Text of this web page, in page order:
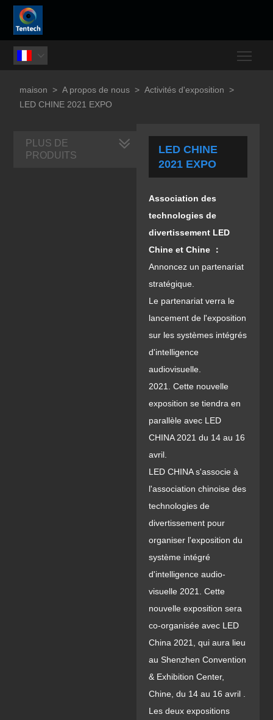

maison > A propos de nous > Activités d'exposition >
LED CHINE 2021 EXPO
LED CHINE
2021 EXPO
Association des
technologies de
divertissement LED
Chine et Chine ：
Annoncez un partenariat
stratégique.
Le partenariat verra le
lancement de l'exposition
sur les systèmes intégrés
d'intelligence
audiovisuelle.
2021. Cette nouvelle
exposition se tiendra en
parallèle avec LED
CHINA 2021 du 14 au 16
avril.
LED CHINA s'associe à
l'association chinoise des
technologies de
divertissement pour
organiser l'exposition du
système intégré
d'intelligence audio-
visuelle 2021. Cette
nouvelle exposition sera
co-organisée avec LED
China 2021, qui aura lieu
au Shenzhen Convention
& Exhibition Center,
Chine, du 14 au 16 avril .
Les deux expositions
PLUS DE
PRODUITS